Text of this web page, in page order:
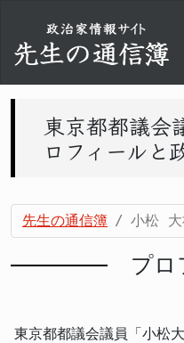
東京都都議会
ロフィールと
先生の通信簿 小松 大
プロ
東京都都議会議員「小松